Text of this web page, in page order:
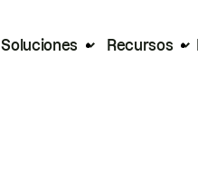
Soluciones Recursos